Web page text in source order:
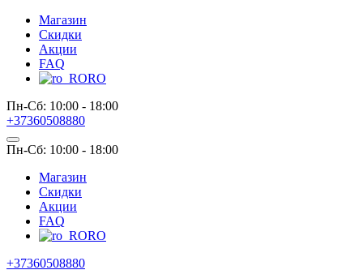
Магазин
Скидки
Акции
FAQ
RO
Пн-Сб: 10:00 - 18:00
+37360508880
Пн-Сб: 10:00 - 18:00
Магазин
Скидки
Акции
FAQ
RO
+37360508880